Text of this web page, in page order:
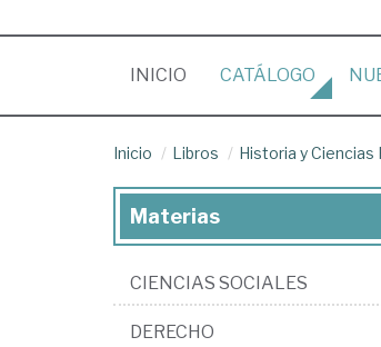
INICIO (CURRENT)
CATÁLOGO
Inicio Libros Historia y Ciencias
Materias
CIENCIAS SOCIALES
DERECHO